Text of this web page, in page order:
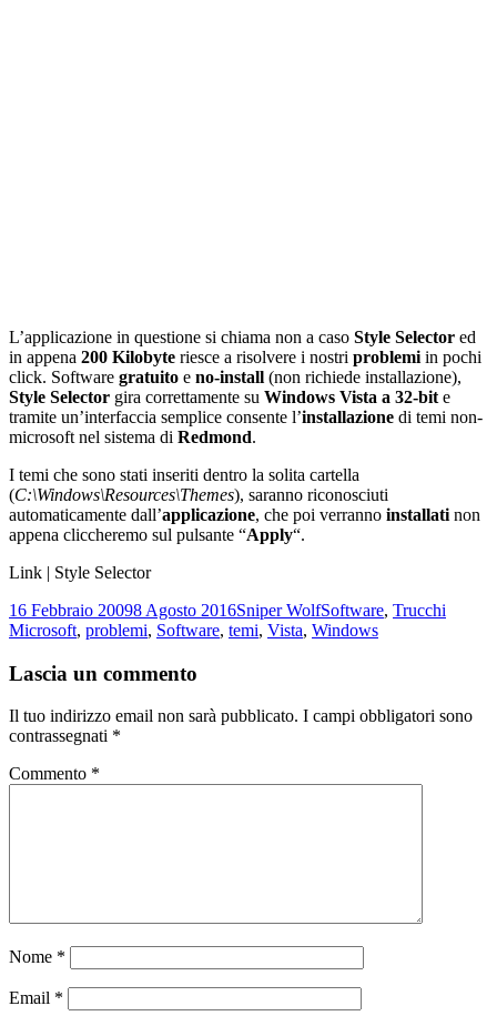
L’applicazione in questione si chiama non a caso Style Selector ed
in appena 200 Kilobyte riesce a risolvere i nostri problemi in pochi
click. Software gratuito e no-install (non richiede installazione),
Style Selector gira correttamente su Windows Vista a 32-bit e
tramite un’interfaccia semplice consente l’installazione di temi non-
microsoft nel sistema di Redmond.
I temi che sono stati inseriti dentro la solita cartella
(C:\Windows\Resources\Themes), saranno riconosciuti
automaticamente dall’applicazione, che poi verranno installati non
appena cliccheremo sul pulsante “Apply“.
Link | Style Selector
Scritto
il
16 Febbraio 20098 Agosto 2016Autore
Sniper WolfCategorie
Software, Trucchi
Microsoft, problemi, Software, temi, Vista, Windows
Lascia un commento
Il tuo indirizzo email non sarà pubblicato. I campi obbligatori sono
contrassegnati *
Commento *
Nome *
Email *